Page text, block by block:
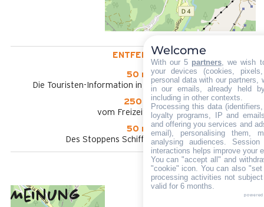
ENTFERNT :
50 m
Die Touristen-Information in Le Grand-Bornand Village
250 m
vom Freizeitpark aus
50 m
Des Stoppens Schiffchen im Sommer
Meinung Meinung
Welcome
With our 5 partners, we wish
your devices (cookies,
personal data with our partners,
in our emails, already held
including in other contexts.
Processing this data
loyalty programs, IP and
and offering you services and
email), personalising them,
analysing audiences.
interactions helps improve your
You can "accept all" and
"cookie" icon. You can also
processing activities not
valid for 6 months.